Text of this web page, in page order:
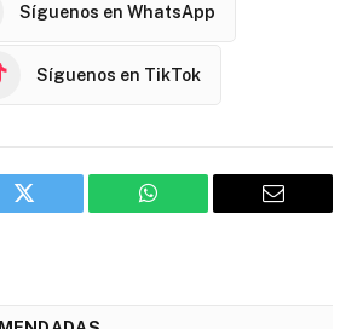
Síguenos en WhatsApp
Síguenos en TikTok
Twitter WhatsApp Email